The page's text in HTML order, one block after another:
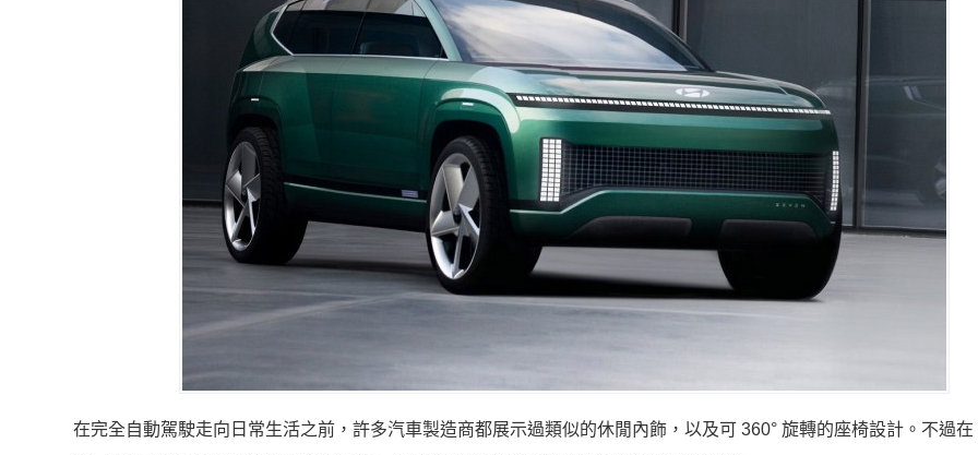
在完全自動駕駛走向日常生活之前，許多汽車製造商都展示過類似的休閒內飾，以及可 360° 旋轉的座椅設計。不過在